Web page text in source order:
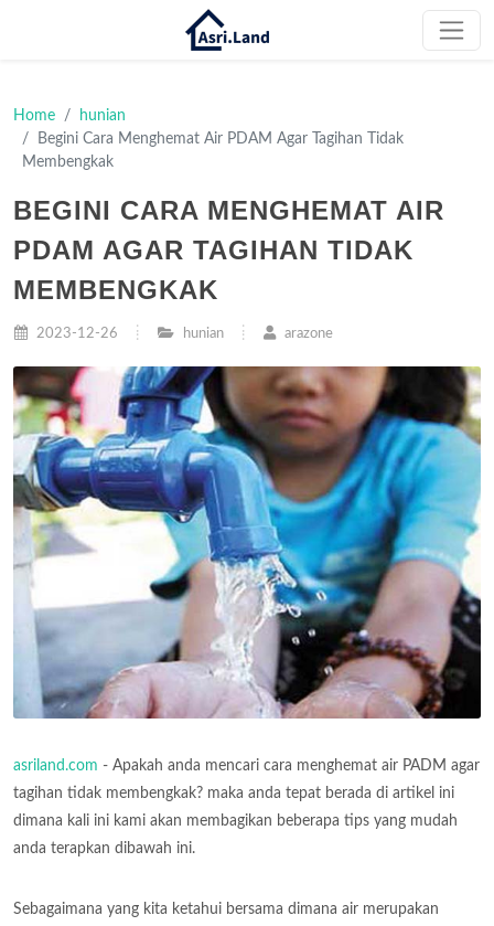
Home
hunian
Begini Cara Menghemat Air PDAM Agar Tagihan Tidak
Membengkak
BEGINI CARA MENGHEMAT AIR
PDAM AGAR TAGIHAN TIDAK
MEMBENGKAK
2023-12-26 hunian arazone
asriland.com - Apakah anda mencari cara menghemat air PADM agar
tagihan tidak membengkak? maka anda tepat berada di artikel ini
dimana kali ini kami akan membagikan beberapa tips yang mudah
anda terapkan dibawah ini.
Sebagaimana yang kita ketahui bersama dimana air merupakan